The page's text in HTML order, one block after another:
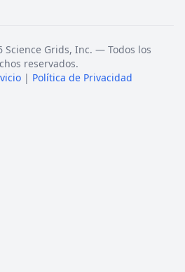
Science Grids, Inc. — Todos los
reservados.
| Política de Privacidad